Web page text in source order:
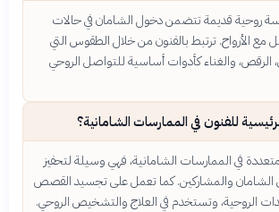
روحية قديمة تتضمن دخول الشامان في حالات
مع الأرواح. ترتبط بالفنون من خلال الطقوس التي
والغناء كأدوات أساسية للتواصل الروحي
للفنون في الممارسات الشامانية؟
في الممارسات الشامانية، فهي وسيلة لتحفيز
الشامان والمشاركين. كما تعمل على تجسيد القصص
الروحية، وتستخدم في العلاج والتشخيص الروحي.